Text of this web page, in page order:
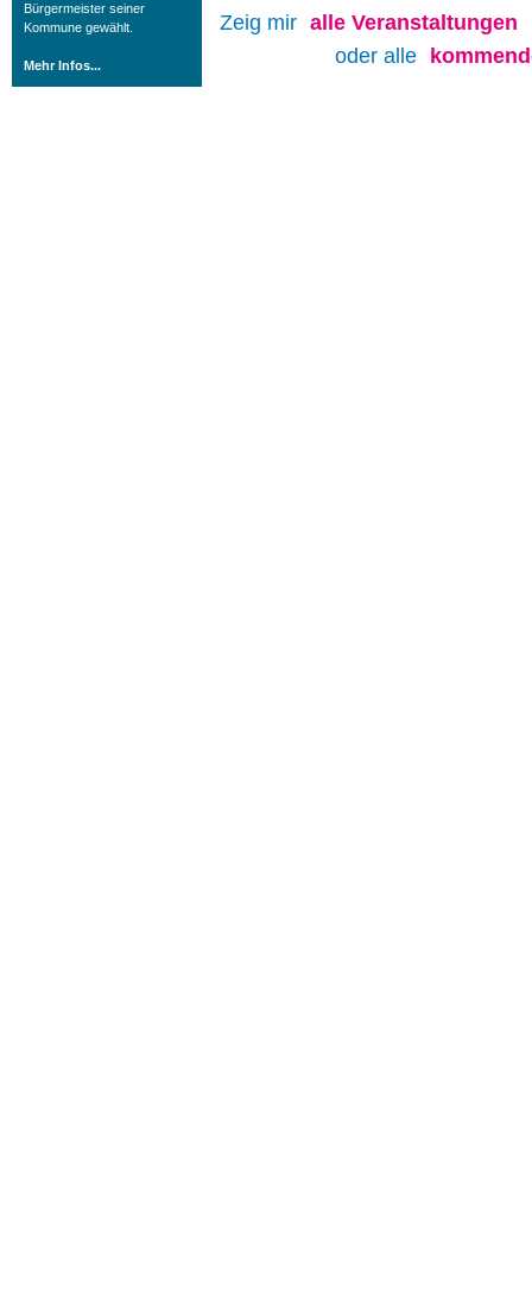
Bürgermeister seiner
Kommune gewählt.
Mehr Infos...
Zeig mir alle Veranstaltungen
oder alle